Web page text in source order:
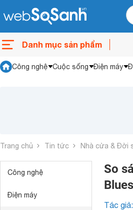
Danh mục sản phẩm
Công nghệ Cuộc sống Điện máy
Trang chủ Tin tức Nhà cửa & Đời
Công nghệ
Điện máy
So
Tác